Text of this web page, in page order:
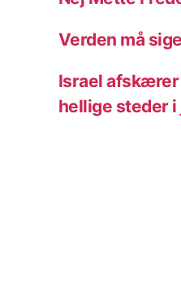
Verden må
Israel
hellige steder i